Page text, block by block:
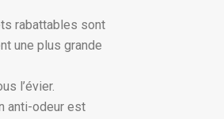
rabattables sont
une plus grande
l’évier.
anti-odeur est